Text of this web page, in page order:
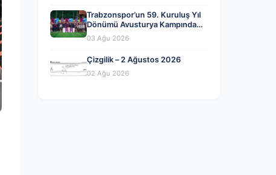
Trabzonspor’un 59. Kuruluş Yıl
Dönümü Avusturya Kampında
Coşkuyla Kutlandı
03 Ağu 2026
Çizgilik – 2 Ağustos 2026
02 Ağu 2026